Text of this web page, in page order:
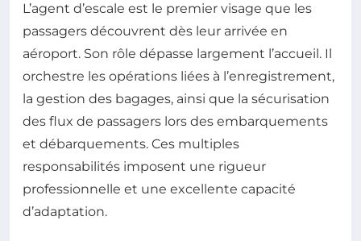
L’agent d’escale est le premier visage que les
passagers découvrent dès leur arrivée en
aéroport. Son rôle dépasse largement l’accueil. Il
orchestre les opérations liées à l’enregistrement,
la gestion des bagages, ainsi que la sécurisation
des flux de passagers lors des embarquements
et débarquements. Ces multiples
responsabilités imposent une rigueur
professionnelle et une excellente capacité
d’adaptation.